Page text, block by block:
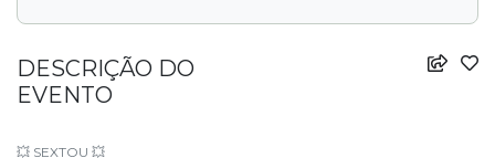
DESCRIÇÃO DO
EVENTO
💥 SEXTOU 💥